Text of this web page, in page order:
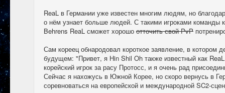
ReaL в Германии уже известен многим людям, но
о нём узнает больше людей. С такими игроками команды
Behrens ReaL сможет хорошо отточить свой PvP
Сам кореец обнародовал короткое заявление, в котором
будущем: "Привет, я Hin Shil Oh также известный как
корейский игрок за расу Протосс, и я очень рад
Сейчас я нахожусь в Южной Корее, но скоро вернусь в
соревноваться на европейской и международной SC2-